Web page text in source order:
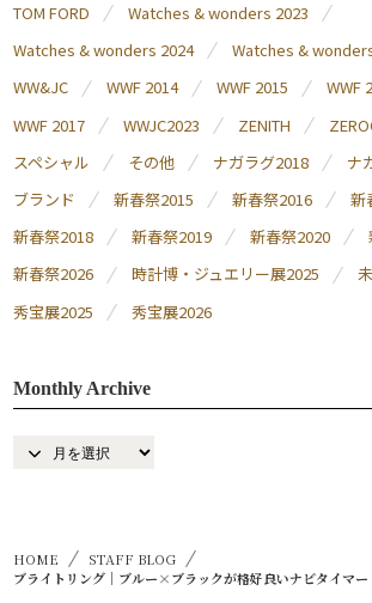
TOM FORD
Watches & wonders 2023
Watches & wonders 2024
Watches &
WW&JC
WWF 2014 WWF 2015
WWF
WWF 2017
WWJC2023 ZENITH
スペシャル
その他 ナガラグ2018
ナ
ブランド
新春祭2015 新春祭2016
新
新春祭2018
新春祭2019 新春祭2020
新春祭2026
時計博・ジュエリー展2025
秀宝展2025
秀宝展2026
Monthly Archive
HOME
STAFF BLOG
ブライトリング｜ブルー×ブラックが格好良いナビタイマー